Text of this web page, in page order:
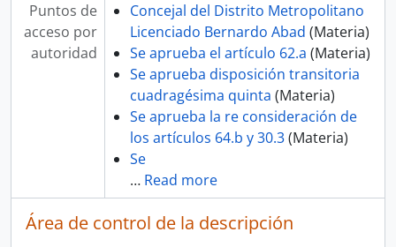
Puntos de
acceso por
autoridad
Concejal del Distrito Metropolitano
Licenciado Bernardo Abad (Materia)
Se aprueba el artículo 62.a (Materia)
Se aprueba disposición transitoria
cuadragésima quinta (Materia)
Se aprueba la re consideración de
los artículos 64.b y 30.3(Materia)
Se
… Read more
Área de control de la descripción